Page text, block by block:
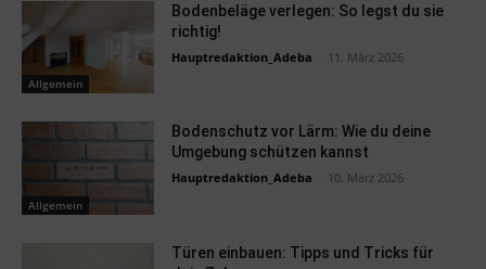
Allgemein
Bodenbeläge verlegen: So legst du sie
richtig!
Hauptredaktion_Adeba 11. März 2026
Allgemein
Bodenschutz vor Lärm: Wie du deine
Umgebung schützen kannst
Hauptredaktion_Adeba 10. März 2026
Türen einbauen: Tipps und Tricks für